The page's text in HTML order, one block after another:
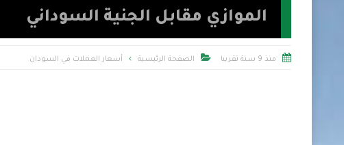
الموازي مقابل الجنية السوداني
 منذ 9 سنة تقريبا  الصفحة الرئيسية أسعار العملات في السودان